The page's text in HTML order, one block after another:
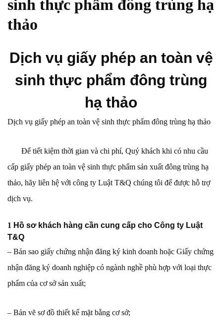
sinh thực phẩm đông trùng hạ
thảo
Dịch vụ giấy phép an toàn vệ
sinh thực phẩm đông trùng
hạ thảo
Dịch vụ giấy phép an toàn vệ sinh thực phẩm đông trùng hạ thảo
Để tiết kiệm thời gian và chi phí, Quý khách khi có nhu cầu
cấp giấy phép an toàn vệ sinh thực phẩm sản xuất đông trùng hạ
thảo, hãy liên hệ với công ty Luật T&Q chúng tôi để được hỗ trợ
dịch vụ.
1 Hồ sơ khách hàng cần cung cấp cho Công ty Luật
T&Q
– Bản sao giấy chứng nhận đăng ký kinh doanh hoặc Giấy chứng
nhận đăng ký doanh nghiệp có ngành nghề phù hợp với loại thực
phẩm của cơ sở sản xuất;
– Bản vẽ sơ đồ thiết kế mặt bằng cơ sở;